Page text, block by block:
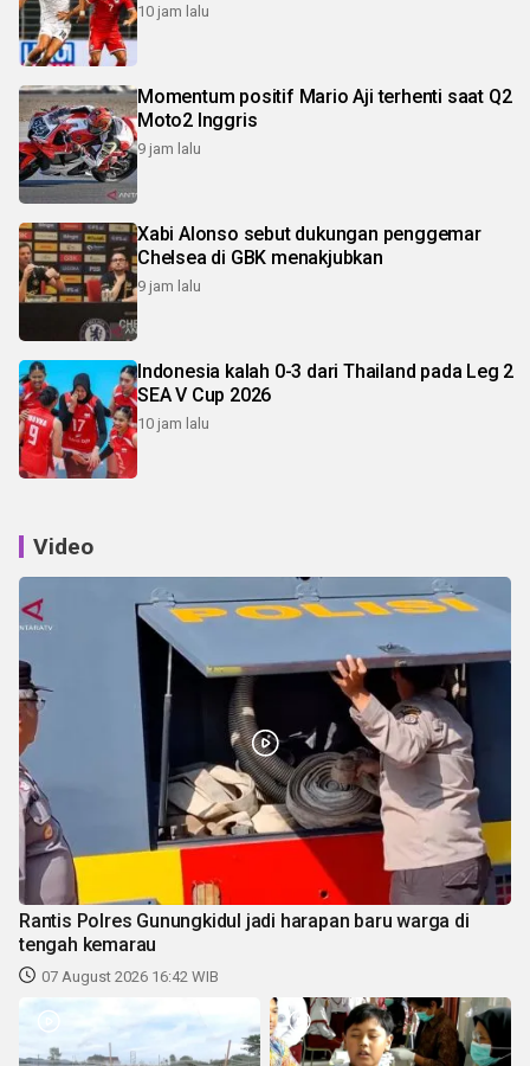
10 jam lalu
Momentum positif Mario Aji terhenti saat Q2
Moto2 Inggris
9 jam lalu
Xabi Alonso sebut dukungan penggemar
Chelsea di GBK menakjubkan
9 jam lalu
Indonesia kalah 0-3 dari Thailand pada Leg 2
SEA V Cup 2026
10 jam lalu
Video
Rantis Polres Gunungkidul jadi harapan baru warga di
tengah kemarau
07 August 2026 16:42 WIB